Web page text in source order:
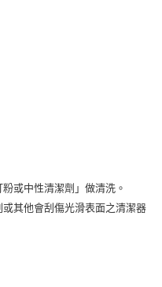
或中性清潔劑」做清洗。
其他會刮傷光滑表面之清潔器